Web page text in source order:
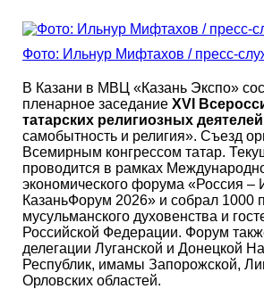
Фото: Ильнур Мифтахов / пресс-
В Казани в МВЦ «Казань Экспо»
пленарное заседание XVI
татарских религиозных деятелей
самобытность и религия». Съезд
Всемирным конгрессом татар.
проводится в рамках
экономического форума «Россия –
КазаньФорум 2026» и собрал 1000
мусульманского духовенства и
Российской Федерации. Форум
делегации Луганской и Донецкой
Республик, имамы Запорожской,
Орловских областей.